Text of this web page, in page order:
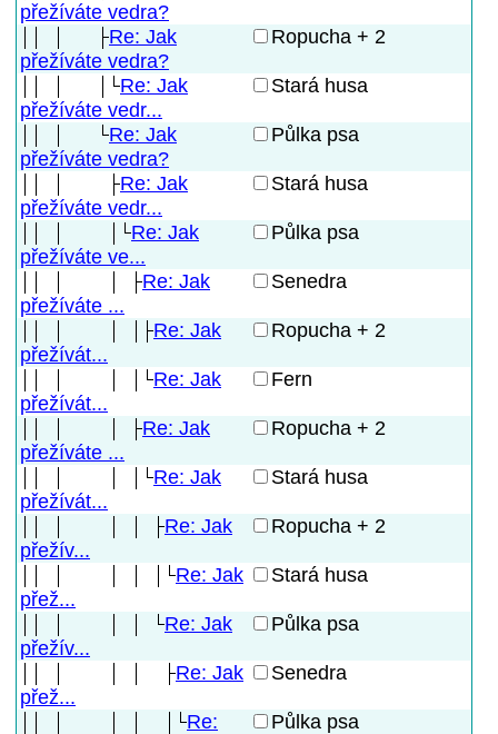
přežíváte vedra?
Re: Jak
přežíváte vedra?
Ropucha + 2
Re: Jak
přežíváte vedr...
Stará husa
Re: Jak
přežíváte vedra?
Půlka psa
Re: Jak
přežíváte vedr...
Stará husa
Re: Jak
přežíváte ve...
Půlka psa
Re: Jak
přežíváte ...
Senedra
Re: Jak
přežívát...
Ropucha + 2
Re: Jak
přežívát...
Fern
Re: Jak
přežíváte ...
Ropucha + 2
Re: Jak
přežívát...
Stará husa
Re: Jak
přežív...
Ropucha + 2
Re: Jak
přež...
Stará husa
Re: Jak
přežív...
Půlka psa
Re: Jak
přež...
Senedra
Re:
Půlka psa